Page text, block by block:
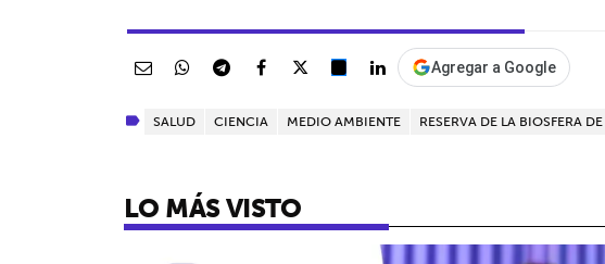
Agregar a Google
SALUD CIENCIA MEDIO AMBIENTE RESERVA DE LA BIOSFERA
LO MÁS VISTO